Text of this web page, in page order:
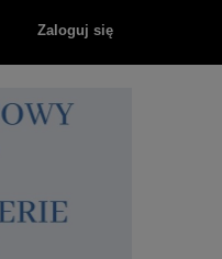
Zaloguj się